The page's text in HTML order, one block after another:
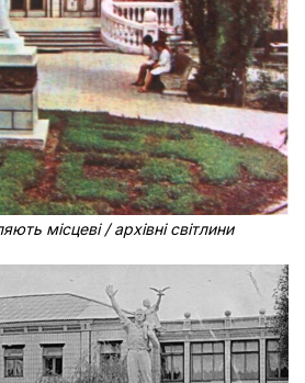
місцеві / архівні світлини